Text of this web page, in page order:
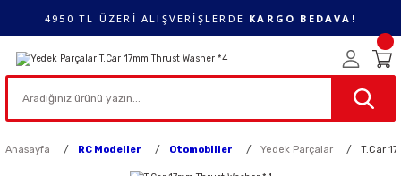
4950 TL ÜZERİ ALIŞVERİŞLERDE KARGO BEDAVA!
Anasayfa RC Modeller Otomobiller Yedek Parçalar T.Car